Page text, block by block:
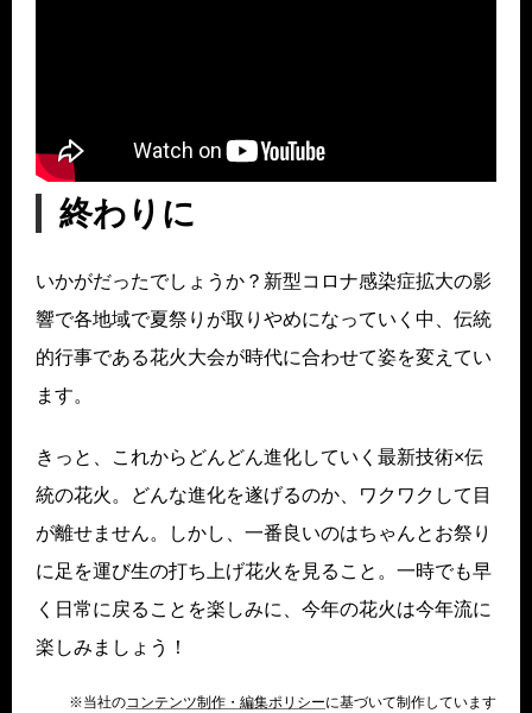
終わりに
いかがだったでしょうか？新型コロナ感染症拡大の影
響で各地域で夏祭りが取りやめになっていく中、伝統
的行事である花火大会が時代に合わせて姿を変えてい
ます。
きっと、これからどんどん進化していく最新技術×伝
統の花火。どんな進化を遂げるのか、ワクワクして目
が離せません。しかし、一番良いのはちゃんとお祭り
に足を運び生の打ち上げ花火を見ること。一時でも早
く日常に戻ることを楽しみに、今年の花火は今年流に
楽しみましょう！
※当社のコンテンツ制作・編集ポリシーに基づいて制作しています